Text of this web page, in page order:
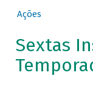
Ações
Sextas